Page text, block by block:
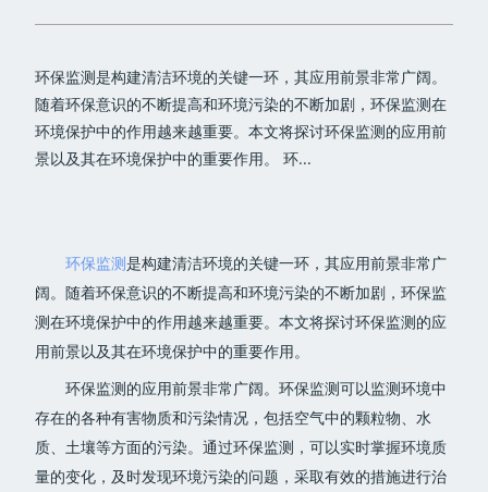
环保监测是构建清洁环境的关键一环，其应用前景非常广阔。
随着环保意识的不断提高和环境污染的不断加剧，环保监测在
环境保护中的作用越来越重要。本文将探讨环保监测的应用前
景以及其在环境保护中的重要作用。 环...
环保监测是构建清洁环境的关键一环，其应用前景非常广
阔。随着环保意识的不断提高和环境污染的不断加剧，环保监
测在环境保护中的作用越来越重要。本文将探讨环保监测的应
用前景以及其在环境保护中的重要作用。
环保监测的应用前景非常广阔。环保监测可以监测环境中
存在的各种有害物质和污染情况，包括空气中的颗粒物、水
质、土壤等方面的污染。通过环保监测，可以实时掌握环境质
量的变化，及时发现环境污染的问题，采取有效的措施进行治